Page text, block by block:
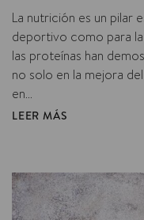
La nutrición es un pilar
deportivo como para
las proteínas han
no solo en la mejora
en...
LEER MÁS